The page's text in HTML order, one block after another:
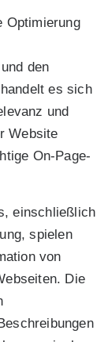
Optimierung
den
es sich
und
Website
On-Page-
einschließlich
spielen
von
Die